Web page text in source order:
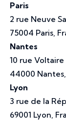
Paris
2 rue Neuve
75004 Paris,
Nantes
10 rue Voltaire
44000
Lyon
3 rue de la
69001 Lyon,